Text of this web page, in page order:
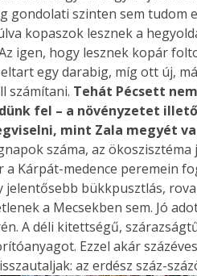
gondolati szinten sem
kopaszok lesznek a
igen, hogy lesznek kopár
egy darabig, míg ott új,
számítani. Tehát Pécsett
fel – a növényzetet
mint Zala megyét
száma, az
a Kárpát-medence peremein
jelentősebb bükkpusztlás,
a Mecsekben sem. Jó
A déli kitettségű,
Ezzel akár
az erdész száz-